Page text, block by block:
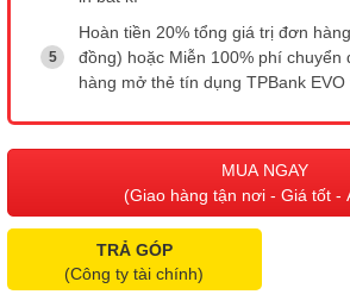
Hoàn tiền 20% tổng giá trị đơn
đồng) hoặc Miễn 100% phí chuyển
hàng mở thẻ tín dụng TPBank EVO
MUA NGAY
(Giao hàng tận nơi - Giá tốt -
TRẢ GÓP
(Công ty tài chính)